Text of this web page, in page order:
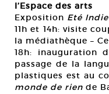
l’Espace des arts
Exposition Eté
11h et 14h: visite
la médiathèque –
18h: inauguration
passage de la
plastiques est au
monde de rien de